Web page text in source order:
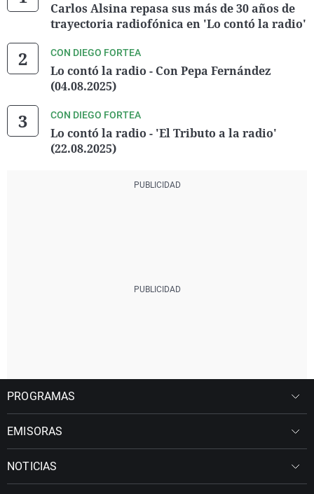
Carlos Alsina repasa sus más de 30 años de
trayectoria radiofónica en 'Lo contó la radio'
CON DIEGO FORTEA
Lo contó la radio - Con Pepa Fernández
(04.08.2025)
CON DIEGO FORTEA
Lo contó la radio - 'El Tributo a la radio'
(22.08.2025)
PROGRAMAS
EMISORAS
NOTICIAS